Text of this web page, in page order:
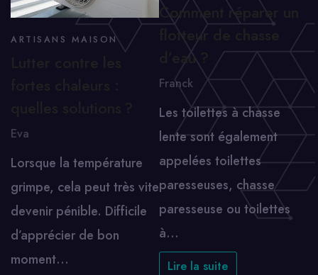
ARTISANS MAISON
Eva
Lorsque la température
grimpe, cela peut très vite
devenir pénible. Difficile
d’apprécier de bon
moment…
Comment réparer un
flotteur de chasse
d’eau ?
Franck
Les toilettes à chasse
lente sont également
appelées toilettes
paresseuses, chasse
paresseuse ou toilettes
à…
Lire la suite